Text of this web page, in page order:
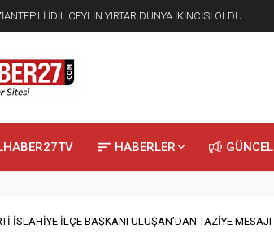
İDİL CEYLİN YIRTAR DÜNYA İKİNCİSİ OLDU
HABERLER GÜNCEL
İSLAHİYE İLÇE BAŞKANI ULUŞAN’DAN TAZİYE MESAJI